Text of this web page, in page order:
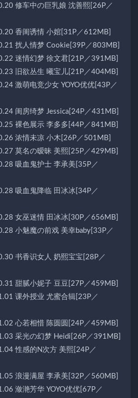
修车中の巨乳娘 沈善熙[26P／
香闺诱情 小婠[31P／612MB]
扰人情梦 Cookie[39P／803MB]
迷情幻梦 徐文君[21P／391MB]
旧欲丛生 曦宝儿[21P／404MB]
激萌电竞少女 YOYO优优[43P／
闺房绮梦 Jessica[24P／431MB]
裸色展示 李多多[44P／841MB]
浓情未凉 小木[26P／501MB]
莫名の暧昧 美熙[25P／429MB]
吸血鬼护士 李承美[35P／
吸血鬼降临 田冰冰[34P／
女巫迷情 田冰冰[30P／656MB]
小魅魔の前戏 美幸baby[33P／
书香识女人 奶熙宝宝[28P／
甜腻小妮子 豆豆[27P／459MB]
课外授业 尤蜜合辑[23P／
心若相惜 陈圆圆[24P／459MB]
采光の幻梦 Heidi[26P／391MB]
性感的N次方 美熙[24P／
浪漫满屋 李承美[32P／560MB]
潋滟芳华 YOYO优优[67P／